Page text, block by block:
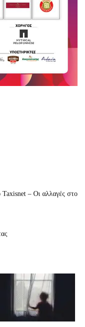
Taxisnet – Οι αλλαγές στο